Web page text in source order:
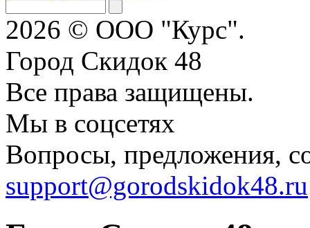
2026 © ООО "Курс".
Город Скидок 48
Все права защищены.
Мы в соцсетях
Вопросы, предложения,
support@gorodskidok48.ru